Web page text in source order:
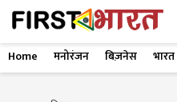
Home मनोरंजन बिज़नेस भारत